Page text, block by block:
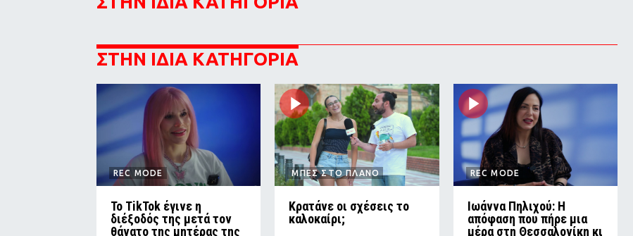
ΣΤΗΝ ΙΔΙΑ ΚΑΤΗΓΟΡΙΑ
REC MODE
Το TikTok έγινε η
διέξοδός της μετά τον
θάνατο της μητέρας της
ΜΠΕΣ ΣΤΟ ΠΛΑΝΟ
Κρατάνε οι σχέσεις το
καλοκαίρι;
REC MODE
Ιωάννα Πηλιχού: Η
απόφαση που πήρε μια
μέρα στη Θεσσαλονίκη κι